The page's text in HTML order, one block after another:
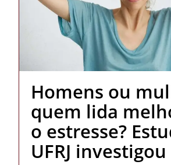
Homens ou
quem lida
o estresse?
UFRJ investigou